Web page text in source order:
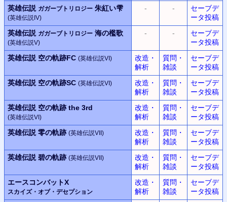
英雄伝説 ガガーブトリロジー 朱紅い雫
(英雄伝説IV)
- -
セーブデ
ータ投稿
英雄伝説 ガガーブトリロジー 海の檻歌
(英雄伝説V)
- -
セーブデ
ータ投稿
英雄伝説 空の軌跡FC (英雄伝説VI)
改造・
解析
質問・
雑談
セーブデ
ータ投稿
英雄伝説 空の軌跡SC (英雄伝説VI)
改造・
解析
質問・
雑談
セーブデ
ータ投稿
英雄伝説 空の軌跡 the 3rd
(英雄伝説VI)
改造・
解析
質問・
雑談
セーブデ
ータ投稿
英雄伝説 零の軌跡 (英雄伝説VII)
改造・
解析
質問・
雑談
セーブデ
ータ投稿
英雄伝説 碧の軌跡 (英雄伝説VII)
改造・
解析
質問・
雑談
セーブデ
ータ投稿
エースコンバットX
スカイズ・オブ・デセプション
改造・
解析
質問・
雑談
セーブデ
ータ投稿